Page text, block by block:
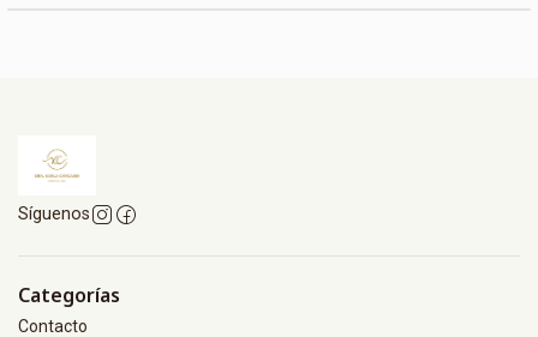
Síguenos
Categorías
Contacto